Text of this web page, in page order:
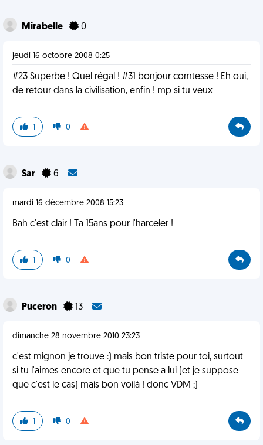
Mirabelle 0
jeudi 16 octobre 2008 0:25
#23 Superbe ! Quel régal ! #31 bonjour comtesse ! Eh oui,
de retour dans la civilisation, enfin ! mp si tu veux
1 0
Sar 6
mardi 16 décembre 2008 15:23
Bah c'est clair ! Ta 15ans pour l'harceler !
1 0
Puceron 13
dimanche 28 novembre 2010 23:23
c'est mignon je trouve :) mais bon triste pour toi, surtout
si tu l'aimes encore et que tu pense a lui (et je suppose
que c'est le cas) mais bon voilà ! donc VDM ;)
1 0